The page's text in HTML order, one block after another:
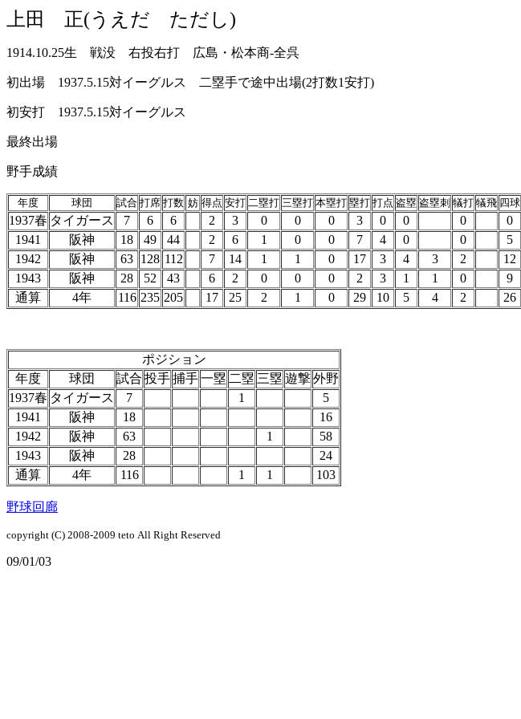
上田 正(うえだ ただし)
1914.10.25生 戦没 右投右打 広島・松本商-全呉
初出場 1937.5.15対イーグルス 二塁手で途中出場(2打数1安打)
初安打 1937.5.15対イーグルス
最終出場
野手成績
年度 球団 試合 打席 打数 妨 得点 安打 二塁打 三塁打 本塁打 塁打 打点 盗塁 盗塁刺 犠打 犠飛 四球
1937春 タイガース 7 6 6 2 3 0 0 0 3 0 0 0 0
1941
阪神 18 49 44 2 6 1 0 0 7 4 0 0 5
1942
阪神 63 128 112 7 14 1 1 0 17 3 4 3 2 12
1943
阪神 28 52 43 6 2 0 0 0 2 3 1 1 0 9
通算
4年 116 235 205 17 25 2 1 0 29 10 5 4 2 26
ポジション
年度
球団 試合 投手捕手一塁 二塁 三塁 遊撃外野
1937春 タイガース 7 1
5
1941
阪神 18
16
1942
阪神 63 1
58
1943
阪神 28
24
通算
4年 116 1 1 103
野球回廊
copyright (C) 2008-2009 teto All Right Reserved
09/01/03